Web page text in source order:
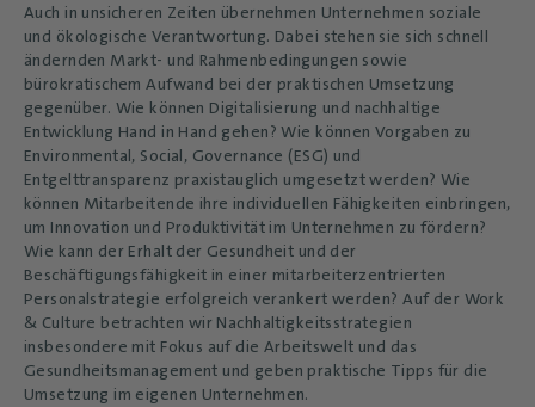
Auch in unsicheren Zeiten übernehmen Unternehmen soziale
und ökologische Verantwortung. Dabei stehen sie sich schnell
ändernden Markt- und Rahmenbedingungen sowie
bürokratischem Aufwand bei der praktischen Umsetzung
gegenüber. Wie können Digitalisierung und nachhaltige
Entwicklung Hand in Hand gehen? Wie können Vorgaben zu
Environmental, Social, Governance (ESG) und
Entgelttransparenz praxistauglich umgesetzt werden? Wie
können Mitarbeitende ihre individuellen Fähigkeiten einbringen,
um Innovation und Produktivität im Unternehmen zu fördern?
Wie kann der Erhalt der Gesundheit und der
Beschäftigungsfähigkeit in einer mitarbeiterzentrierten
Personalstrategie erfolgreich verankert werden? Auf der Work
& Culture betrachten wir Nachhaltigkeitsstrategien
insbesondere mit Fokus auf die Arbeitswelt und das
Gesundheitsmanagement und geben praktische Tipps für die
Umsetzung im eigenen Unternehmen.